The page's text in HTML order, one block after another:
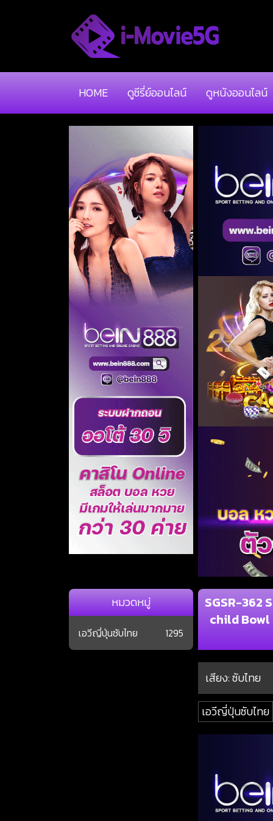
HOME ดูซีรี่ย์ออนไลน์ ดูหนังออนไลน์
SGSR-362
child Bowl
เสียง: ซับไทย
เอวีญี่ปุ่นซับไทย
หมวดหมู่
เอวีญี่ปุ่นซับไทย 1295